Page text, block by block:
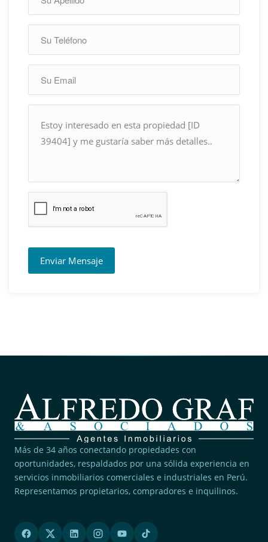
Enviar Mensaje
Más de 34 años conectando propiedades con
oportunidades, respaldados por una sólida experiencia en
servicios inmobiliarios comerciales e industriales en Perú.
Representamos propietarios, compradores e inquilinos.